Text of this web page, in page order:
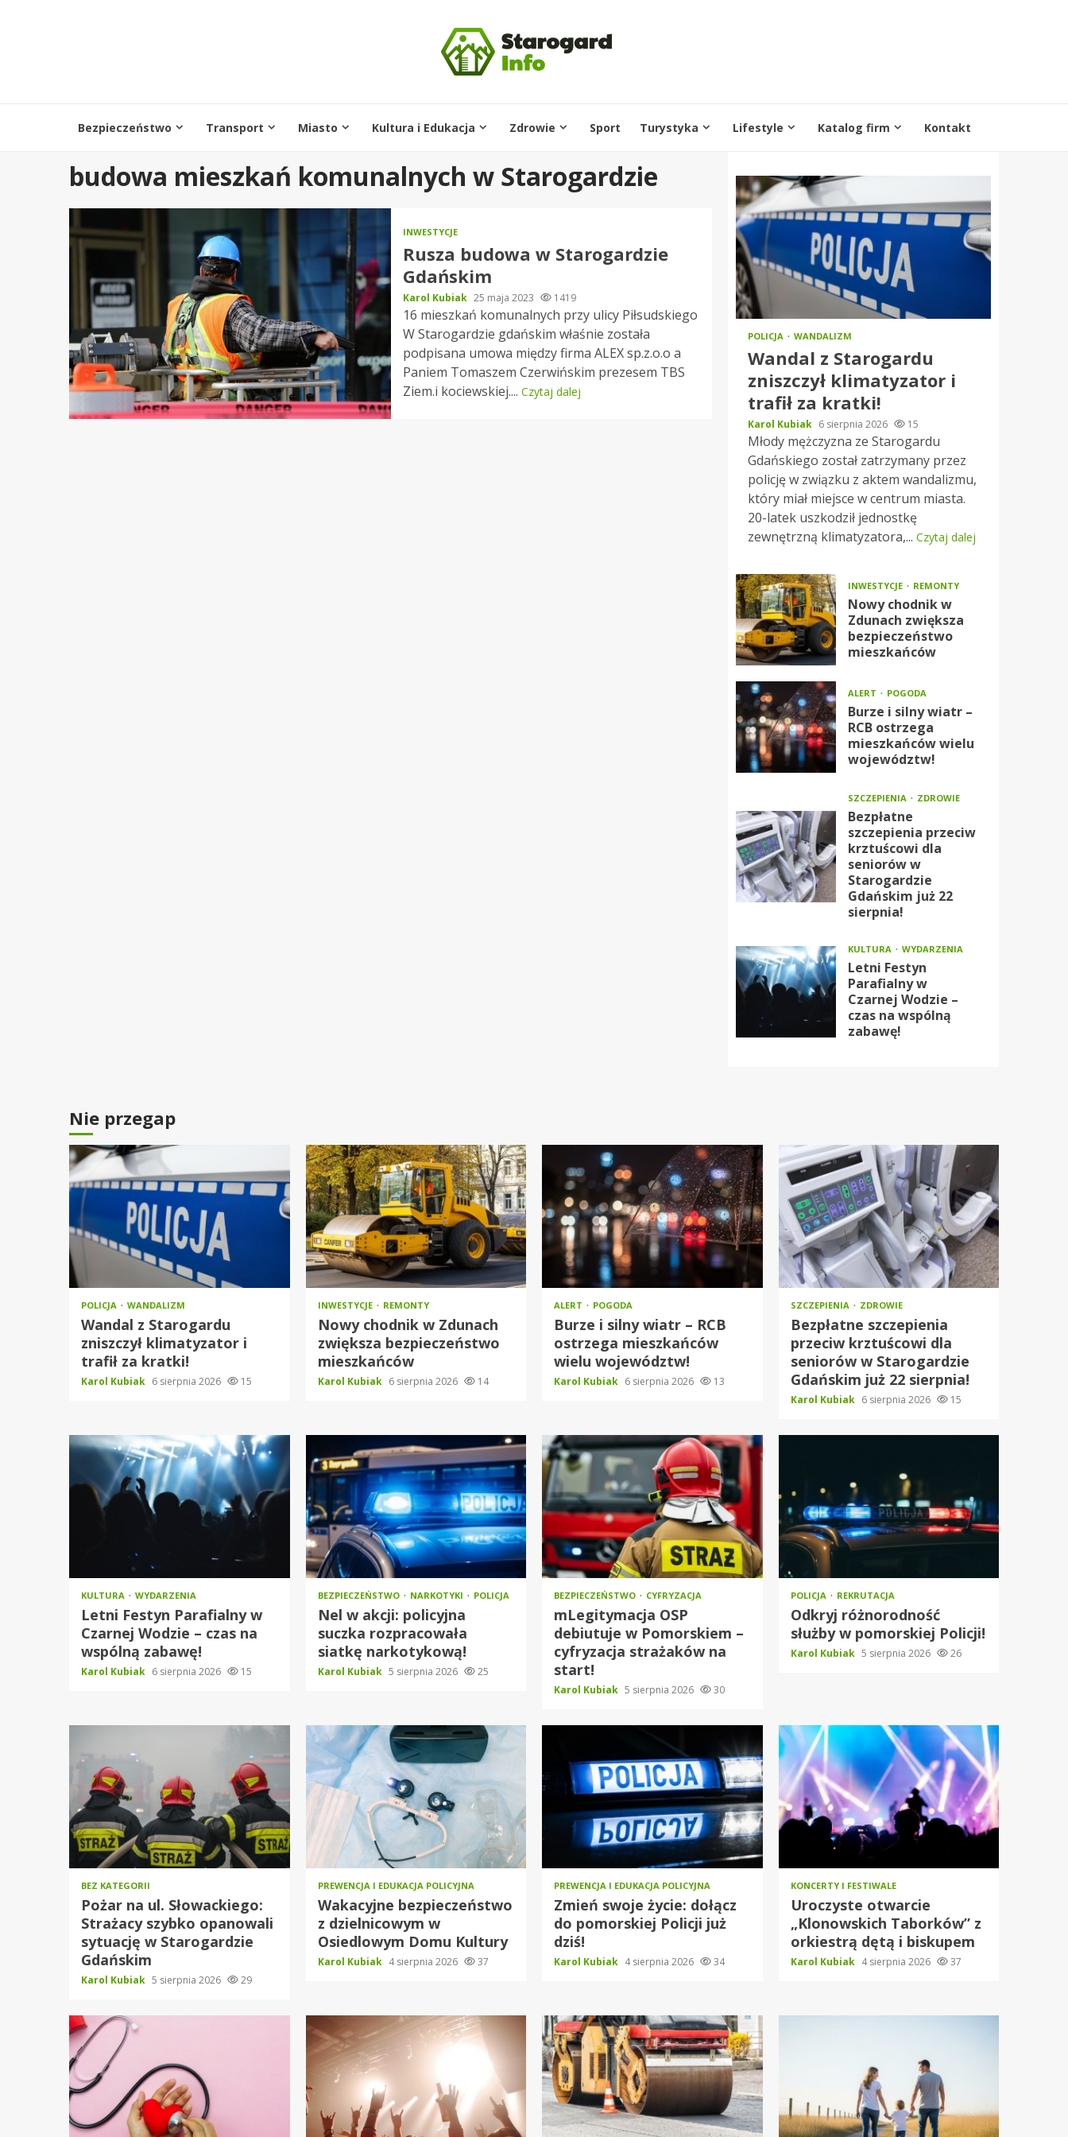
Bezpieczeństwo Transport Miasto Kultura i Edukacja Zdrowie Sport Turystyka Lifestyle Katalog firm Kontakt
budowa mieszkań komunalnych w Starogardzie
INWESTYCJE
Rusza budowa w Starogardzie
Gdańskim
Karol Kubiak 25 maja 2023 1419
16 mieszkań komunalnych przy ulicy Piłsudskiego
W Starogardzie gdańskim właśnie została
podpisana umowa między firma ALEX sp.z.o.o a
Paniem Tomaszem Czerwińskim prezesem TBS
Ziem.i kociewskiej.... Czytaj dalej
POLICJA WANDALIZM
Wandal z Starogardu
zniszczył klimatyzator i
trafił za kratki!
Karol Kubiak 6 sierpnia 2026 15
Młody mężczyzna ze Starogardu
Gdańskiego został zatrzymany przez
policję w związku z aktem wandalizmu,
który miał miejsce w centrum miasta.
20-latek uszkodził jednostkę
zewnętrzną klimatyzatora,... Czytaj dalej
INWESTYCJE REMONTY
Nowy chodnik w
Zdunach zwiększa
bezpieczeństwo
mieszkańców
ALERT POGODA
Burze i silny wiatr –
RCB ostrzega
mieszkańców wielu
województw!
SZCZEPIENIA ZDROWIE
Bezpłatne
szczepienia przeciw
krztuścowi dla
seniorów w
Starogardzie
Gdańskim już 22
sierpnia!
KULTURA WYDARZENIA
Letni Festyn
Parafialny w
Czarnej Wodzie –
czas na wspólną
zabawę!
Nie przegap
POLICJA WANDALIZM
Wandal z Starogardu
zniszczył klimatyzator i
trafił za kratki!
Karol Kubiak 6 sierpnia 2026 15
INWESTYCJE REMONTY
Nowy chodnik w Zdunach
zwiększa bezpieczeństwo
mieszkańców
Karol Kubiak 6 sierpnia 2026 14
ALERT POGODA
Burze i silny wiatr – RCB
ostrzega mieszkańców
wielu województw!
Karol Kubiak 6 sierpnia 2026 13
SZCZEPIENIA ZDROWIE
Bezpłatne szczepienia
przeciw krztuścowi dla
seniorów w Starogardzie
Gdańskim już 22 sierpnia!
Karol Kubiak 6 sierpnia 2026 15
KULTURA WYDARZENIA
Letni Festyn Parafialny w
Czarnej Wodzie – czas na
wspólną zabawę!
Karol Kubiak 6 sierpnia 2026 15
BEZPIECZEŃSTWO NARKOTYKI POLICJA
Nel w akcji: policyjna
suczka rozpracowała
siatkę narkotykową!
Karol Kubiak 5 sierpnia 2026 25
BEZPIECZEŃSTWO CYFRYZACJA
mLegitymacja OSP
debiutuje w Pomorskiem –
cyfryzacja strażaków na
start!
Karol Kubiak 5 sierpnia 2026 30
POLICJA REKRUTACJA
Odkryj różnorodność
służby w pomorskiej Policji!
Karol Kubiak 5 sierpnia 2026 26
BEZ KATEGORII
Pożar na ul. Słowackiego:
Strażacy szybko opanowali
sytuację w Starogardzie
Gdańskim
Karol Kubiak 5 sierpnia 2026 29
PREWENCJA I EDUKACJA POLICYJNA
Wakacyjne bezpieczeństwo
z dzielnicowym w
Osiedlowym Domu Kultury
Karol Kubiak 4 sierpnia 2026 37
PREWENCJA I EDUKACJA POLICYJNA
Zmień swoje życie: dołącz
do pomorskiej Policji już
dziś!
Karol Kubiak 4 sierpnia 2026 34
KONCERTY I FESTIWALE
Uroczyste otwarcie
„Klonowskich Taborków” z
orkiestrą dętą i biskupem
Karol Kubiak 4 sierpnia 2026 37